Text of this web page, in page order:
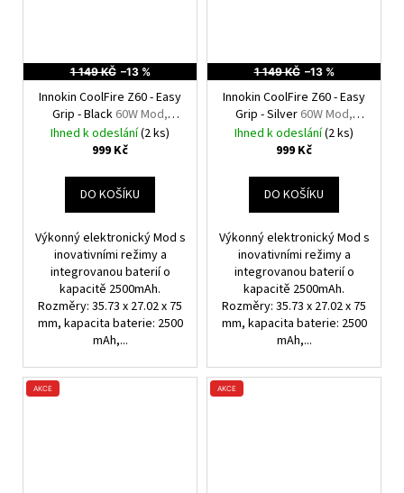
1 149 KČ –13 %
Innokin CoolFire Z60 - Easy
Grip - Black 60W Mod,
2500mAh
Ihned k odeslání(2 ks)
999 Kč
DO KOŠÍKU
Výkonný elektronický Mod s
inovativními režimy a
integrovanou baterií o
kapacitě 2500mAh.
Rozměry: 35.73 x 27.02 x 75
mm, kapacita baterie: 2500
mAh,...
1 149 KČ –13 %
Innokin CoolFire Z60 - Easy
Grip - Silver 60W Mod,
2500mAh
Ihned k odeslání(2 ks)
999 Kč
DO KOŠÍKU
Výkonný elektronický Mod s
inovativními režimy a
integrovanou baterií o
kapacitě 2500mAh.
Rozměry: 35.73 x 27.02 x 75
mm, kapacita baterie: 2500
mAh,...
AKCE AKCE